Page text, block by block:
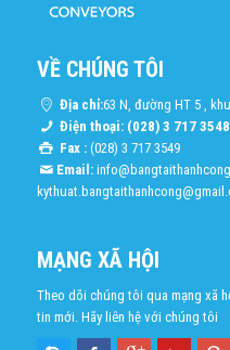
VỀ CHÚNG TÔI
Địa chỉ:63 N, đường HT 5 ,
Điện thoại: (028) 3 717 3548
Fax :(028) 3 717 3549
Email:
MẠNG XÃ HỘI
Theo dõi chúng tôi qua mạng xã
tin mới. Hãy liên hệ với chúng tôi